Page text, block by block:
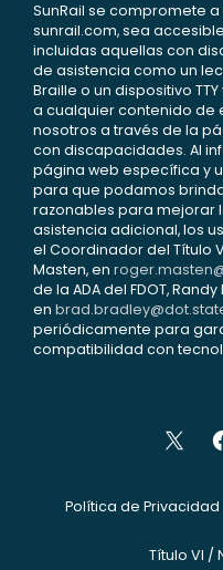
SunRail se compromete
sunrail.com, sea
incluidas aquellas con
de asistencia como un
Braille o un dispositivo
a cualquier contenido de
nosotros a través de la
con discapacidades. Al
página web específica y
para que podamos
razonables para mejorar
asistencia adicional, los
el Coordinador del Título
Masten, en
de la ADA del FDOT, Randy
en
periódicamente para
compatibilidad con
Política de Privacidad
Título VI /